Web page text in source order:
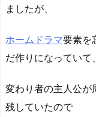
ましたが、
ホームドラマ要素を
だ作りになっていて、
変わり者の主人公が
残していたので